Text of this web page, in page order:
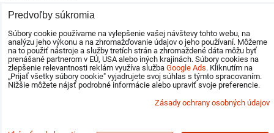
osobný odber : 9 - 15 h
* expedícia hotových zákaziek spoločnosťou DPD denne do vašej
Predvoľby súkromia
Súbory cookie používame na vylepšenie vašej návštevy tohto webu, na
analýzu jeho výkonu a na zhromažďovanie údajov o jeho používaní. Môžeme
na to použiť nástroje a služby tretích strán a zhromaždené dáta môžu byť
prenášané partnerom v EÚ, USA alebo iných krajinách. Súbory cookies na
zlepšenie relevantnosti reklám využíva služba Google Ads. Kliknutím na
„Prijať všetky súbory cookie" vyjadrujete svoj súhlas s týmto spracovaním.
Nižšie môžete nájsť podrobné informácie alebo upraviť svoje preferencie.
Zásady ochrany osobných údajov